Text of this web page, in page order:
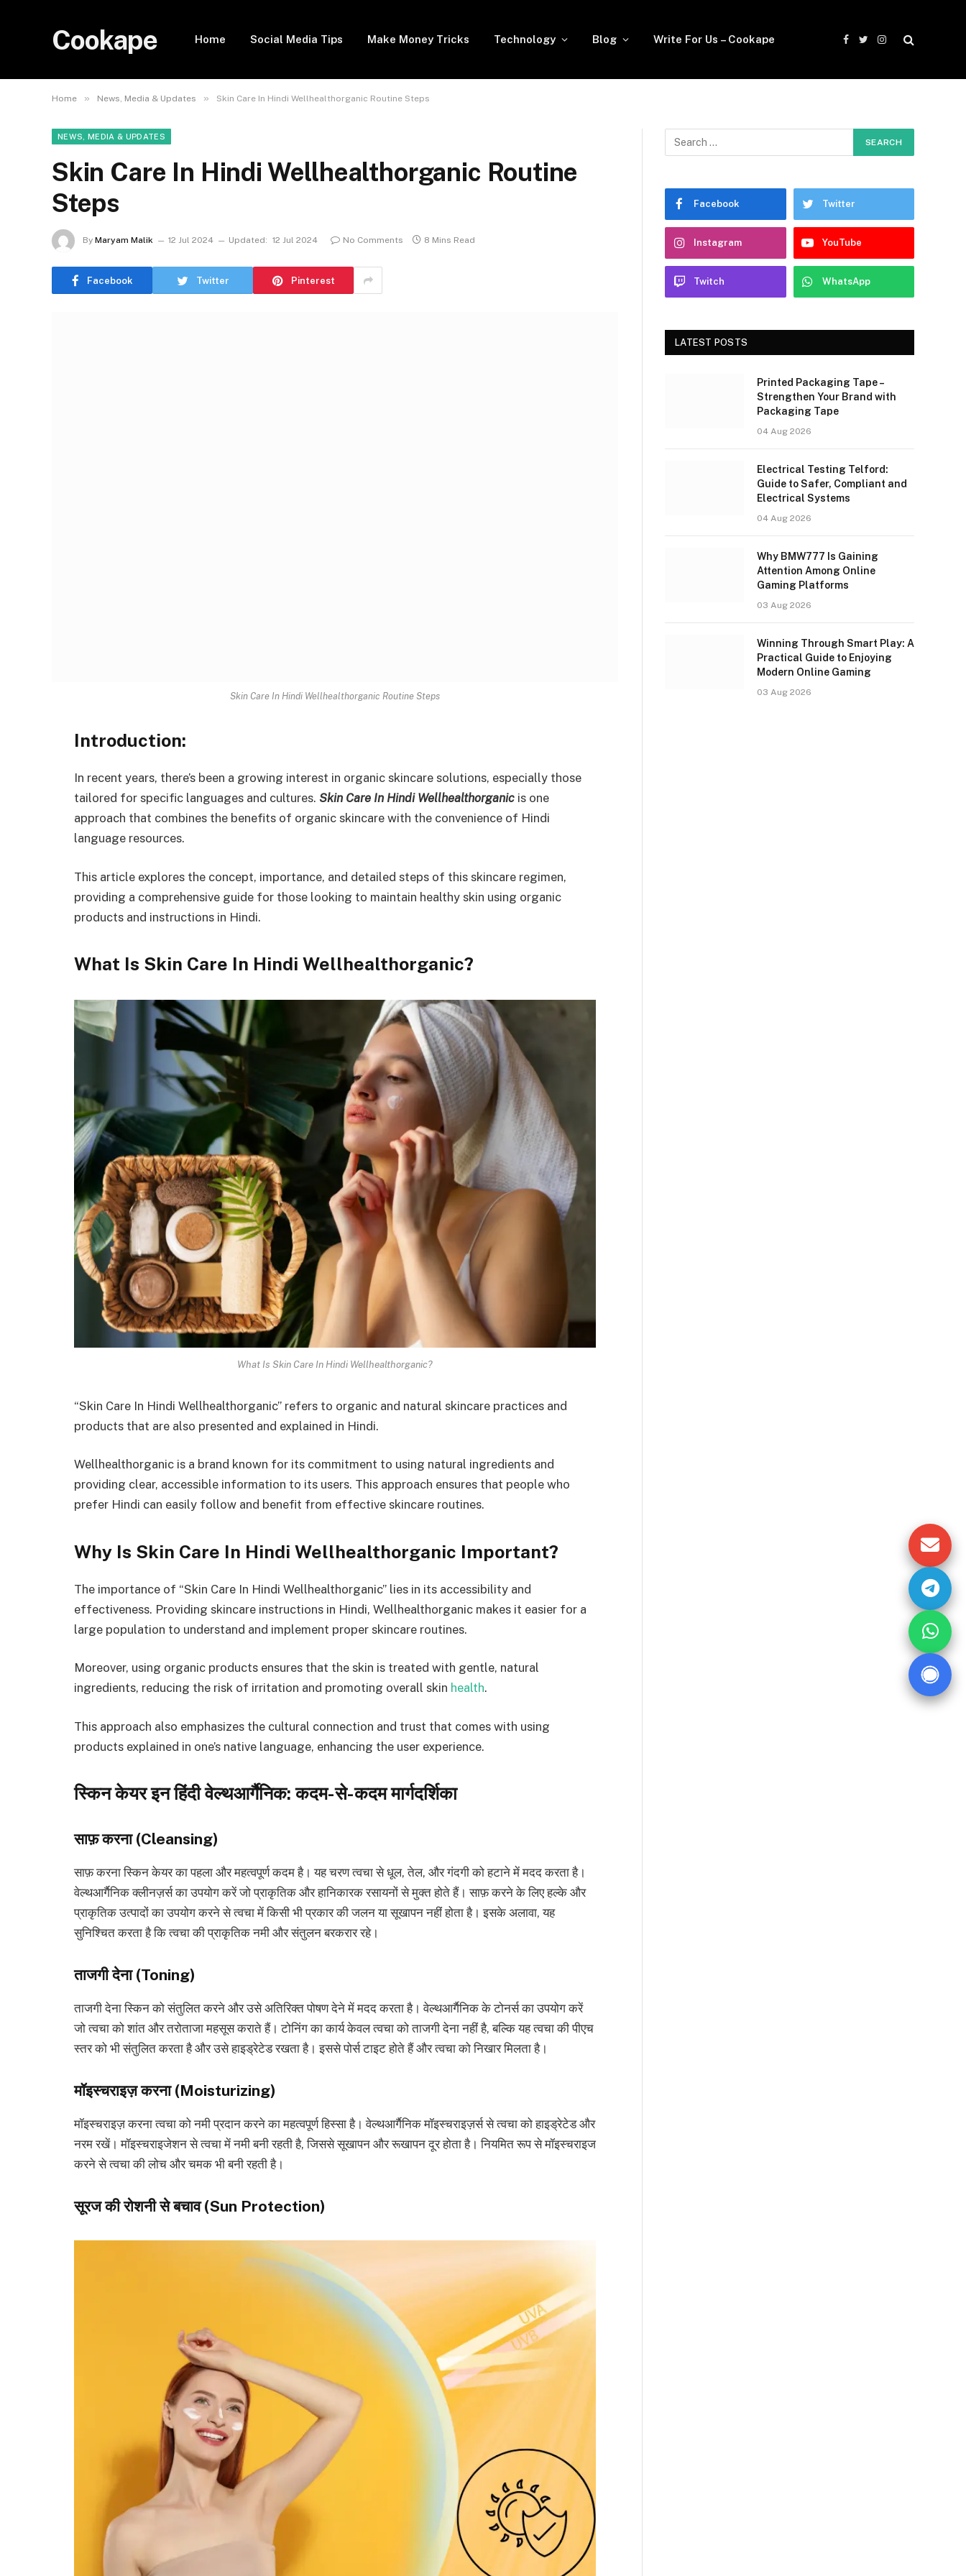
Cookape Home Social Media Tips Make Money Tricks Technology Blog Write For Us – Cookape
Facebook
TwitterInstagram
Home » News, Media & Updates » Skin Care In Hindi Wellhealthorganic Routine Steps
NEWS, MEDIA & UPDATES
Skin Care In Hindi Wellhealthorganic Routine
Steps
By Maryam Malik 12 Jul 2024 Updated: 12 Jul 2024 No Comments 8 Mins Read
Facebook Twitter Pinterest
Skin Care In Hindi Wellhealthorganic Routine Steps
Introduction:
In recent years, there’s been a growing interest in organic skincare solutions, especially those
tailored for specific languages and cultures. Skin Care In Hindi Wellhealthorganic is one
approach that combines the benefits of organic skincare with the convenience of Hindi
language resources.
This article explores the concept, importance, and detailed steps of this skincare regimen,
providing a comprehensive guide for those looking to maintain healthy skin using organic
products and instructions in Hindi.
What Is Skin Care In Hindi Wellhealthorganic?
What Is Skin Care In Hindi Wellhealthorganic?
“Skin Care In Hindi Wellhealthorganic” refers to organic and natural skincare practices and
products that are also presented and explained in Hindi.
Wellhealthorganic is a brand known for its commitment to using natural ingredients and
providing clear, accessible information to its users. This approach ensures that people who
prefer Hindi can easily follow and benefit from effective skincare routines.
Why Is Skin Care In Hindi Wellhealthorganic Important?
The importance of “Skin Care In Hindi Wellhealthorganic” lies in its accessibility and
effectiveness. Providing skincare instructions in Hindi, Wellhealthorganic makes it easier for a
large population to understand and implement proper skincare routines.
Moreover, using organic products ensures that the skin is treated with gentle, natural
ingredients, reducing the risk of irritation and promoting overall skin health.
This approach also emphasizes the cultural connection and trust that comes with using
products explained in one’s native language, enhancing the user experience.
स्किन केयर इन हिंदी वेल्थआर्गैनिक: कदम-से-कदम मार्गदर्शिका
साफ़ करना (Cleansing)
साफ़ करना स्किन केयर का पहला और महत्वपूर्ण कदम है। यह चरण त्वचा से धूल, तेल, और गंदगी को हटाने में मदद करता है।
वेल्थआर्गैनिक क्लीनज़र्स का उपयोग करें जो प्राकृतिक और हानिकारक रसायनों से मुक्त होते हैं। साफ़ करने के लिए हल्के और
प्राकृतिक उत्पादों का उपयोग करने से त्वचा में किसी भी प्रकार की जलन या सूखापन नहीं होता है। इसके अलावा, यह
सुनिश्चित करता है कि त्वचा की प्राकृतिक नमी और संतुलन बरकरार रहे।
ताजगी देना (Toning)
ताजगी देना स्किन को संतुलित करने और उसे अतिरिक्त पोषण देने में मदद करता है। वेल्थआर्गैनिक के टोनर्स का उपयोग करें
जो त्वचा को शांत और तरोताजा महसूस कराते हैं। टोनिंग का कार्य केवल त्वचा को ताजगी देना नहीं है, बल्कि यह त्वचा की पीएच
स्तर को भी संतुलित करता है और उसे हाइड्रेटेड रखता है। इससे पोर्स टाइट होते हैं और त्वचा को निखार मिलता है।
मॉइस्चराइज़ करना (Moisturizing)
मॉइस्चराइज़ करना त्वचा को नमी प्रदान करने का महत्वपूर्ण हिस्सा है। वेल्थआर्गैनिक मॉइस्चराइज़र्स से त्वचा को हाइड्रेटेड और
नरम रखें। मॉइस्चराइजेशन से त्वचा में नमी बनी रहती है, जिससे सूखापन और रूखापन दूर होता है। नियमित रूप से मॉइस्चराइज
करने से त्वचा की लोच और चमक भी बनी रहती है।
सूरज की रोशनी से बचाव (Sun Protection)
Facebook Twitter
Instagram YouTube
Twitch WhatsApp
LATEST POSTS
Printed Packaging Tape –
Strengthen Your Brand with
Packaging Tape
04 Aug 2026
Electrical Testing Telford:
Guide to Safer, Compliant and
Electrical Systems
04 Aug 2026
Why BMW777 Is Gaining
Attention Among Online
Gaming Platforms
03 Aug 2026
Winning Through Smart Play: A
Practical Guide to Enjoying
Modern Online Gaming
03 Aug 2026